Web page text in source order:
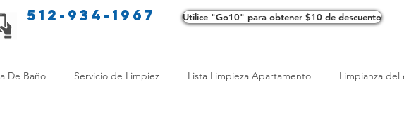
512-934-1967 Utilice "Go10" para obtener $10 de descuento
De Baño Servicio de Limpiez Lista Limpieza Apartamento Limpianza